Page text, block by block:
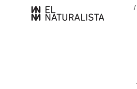
ARO
/